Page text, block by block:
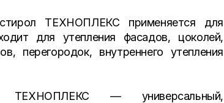
ТЕХНОПЛЕКС применяется для
для утепления фасадов, цоколей,
перегородок, внутреннего утепления
ТЕХНОПЛЕКС — универсальный,